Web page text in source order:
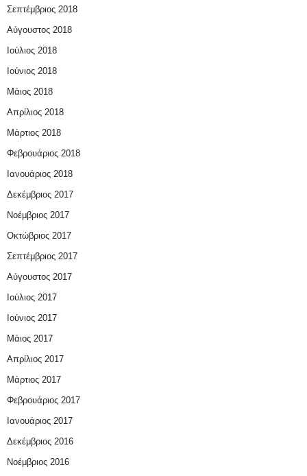
Σεπτέμβριος 2018
Αύγουστος 2018
Ιούλιος 2018
Ιούνιος 2018
Μάιος 2018
Απρίλιος 2018
Μάρτιος 2018
Φεβρουάριος 2018
Ιανουάριος 2018
Δεκέμβριος 2017
Νοέμβριος 2017
Οκτώβριος 2017
Σεπτέμβριος 2017
Αύγουστος 2017
Ιούλιος 2017
Ιούνιος 2017
Μάιος 2017
Απρίλιος 2017
Μάρτιος 2017
Φεβρουάριος 2017
Ιανουάριος 2017
Δεκέμβριος 2016
Νοέμβριος 2016